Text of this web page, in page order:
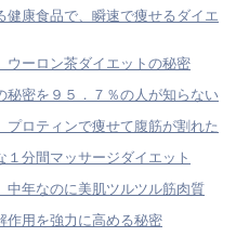
健康食品で、瞬速で痩せるダイエ
ウーロン茶ダイエットの秘密
秘密を９５．７％の人が知らない
プロティンで痩せて腹筋が割れた
分間マッサージダイエット
中年なのに美肌ツルツル筋肉質
作用を強力に高める秘密